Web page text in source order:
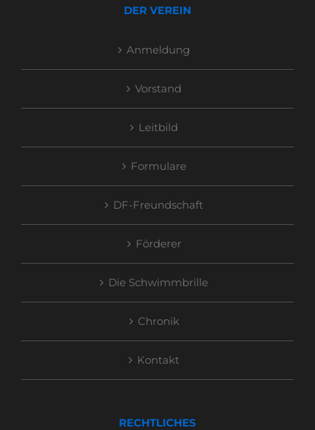
DER VEREIN
Anmeldung
Vorstand
Leitbild
Formulare
DF-Freundschaft
Förderer
Die Schwimmbrille
Chronik
Kontakt
RECHTLICHES